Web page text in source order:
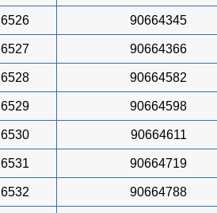
6526 90664345
6527 90664366
6528 90664582
6529 90664598
6530 90664611
6531 90664719
6532 90664788